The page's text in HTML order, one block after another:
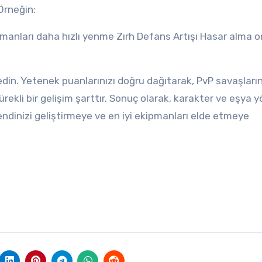
daha hızlı yenme Zırh Defans Artışı Hasar alma
Yetenek puanlarınızı doğru dağıtarak, PvP
bir gelişim şarttır. Sonuç olarak, karakter ve eşya
geliştirmeye ve en iyi ekipmanları elde etmeye